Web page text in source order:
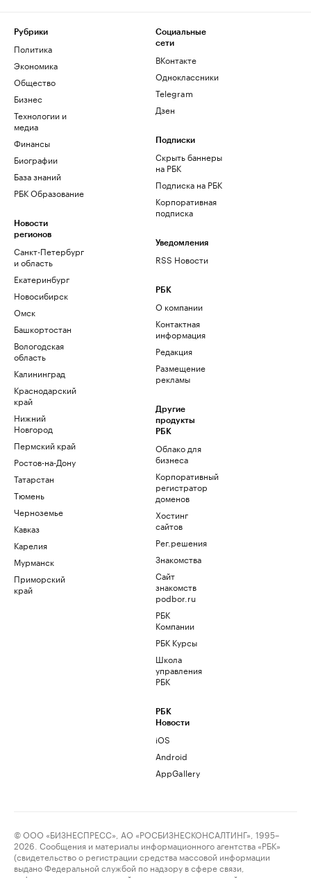
Рубрики
Политика
Экономика
Общество
Бизнес
Технологии и
медиа
Финансы
Биографии
База знаний
РБК Образование
Новости
регионов
Санкт-Петербург
и область
Екатеринбург
Новосибирск
Омск
Башкортостан
Вологодская
область
Калининград
Краснодарский
край
Нижний
Новгород
Пермский край
Ростов-на-Дону
Татарстан
Тюмень
Черноземье
Кавказ
Карелия
Мурманск
Приморский
край
Социальные
сети
ВКонтакте
Одноклассники
Telegram
Дзен
Подписки
Скрыть баннеры
на РБК
Подписка на РБК
Корпоративная
подписка
Уведомления
RSS Новости
РБК
О компании
Контактная
информация
Редакция
Размещение
рекламы
Другие
продукты
РБК
Облако для
бизнеса
Корпоративный
регистратор
доменов
Хостинг
сайтов
Рег.решения
Знакомства
Сайт
знакомств
podbor.ru
РБК
Компании
РБК Курсы
Школа
управления
РБК
РБК
Новости
iOS
Android
AppGallery
© ООО «БИЗНЕСПРЕСС», АО «РОСБИЗНЕСКОНСАЛТИНГ», 1995–
2026. Сообщения и материалы информационного агентства «РБК»
(свидетельство о регистрации средства массовой информации
выдано Федеральной службой по надзору в сфере связи,